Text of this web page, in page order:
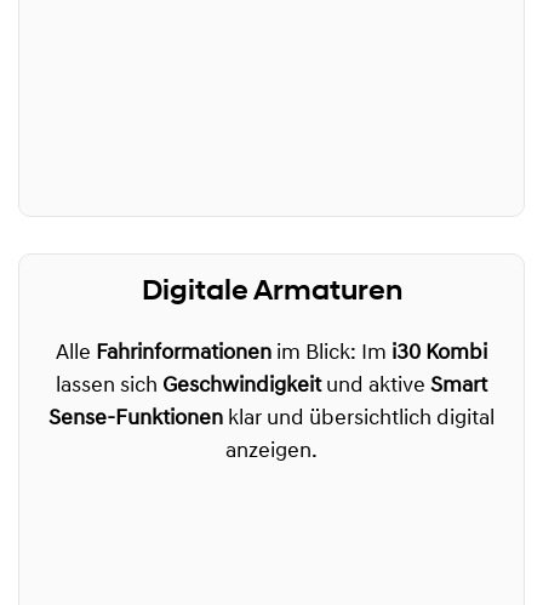
Digitale Armaturen
Alle Fahrinformationen im Blick: Im i30 Kombi
lassen sich Geschwindigkeitund aktive Smart
Sense-Funktionen klar und übersichtlich digital
anzeigen.